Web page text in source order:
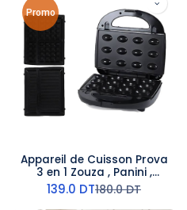
Promo
Appareil de Cuisson Prova
3 en 1 Zouza , Panini ,
Gauffre 1400W
139.0 DT180.0DT